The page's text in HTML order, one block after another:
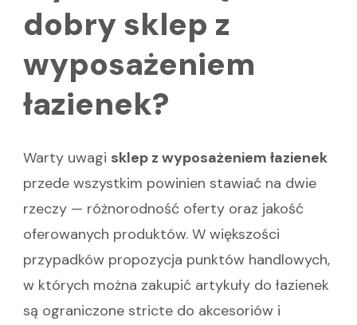
dobry sklep z
wyposażeniem
łazienek?
Warty uwagi sklep z wyposażeniem łazienek
przede wszystkim powinien stawiać na dwie
rzeczy — różnorodność oferty oraz jakość
oferowanych produktów. W większości
przypadków propozycja punktów handlowych,
w których można zakupić artykuły do łazienek
są ograniczone stricte do akcesoriów i